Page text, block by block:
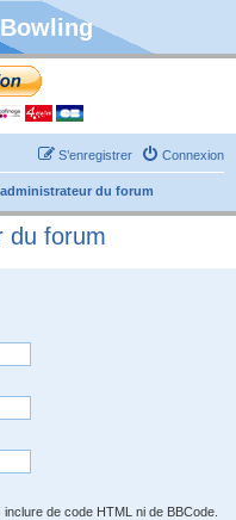
Connexion
S’enregistrer
du forum
du forum
de code HTML ni de BBCode.